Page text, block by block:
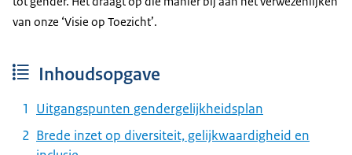
van onze ‘Visie op Toezicht’.
Inhoudsopgave
Uitgangspunten gendergelijkheidsplan
Brede inzet op diversiteit, gelijkwaardigheid en